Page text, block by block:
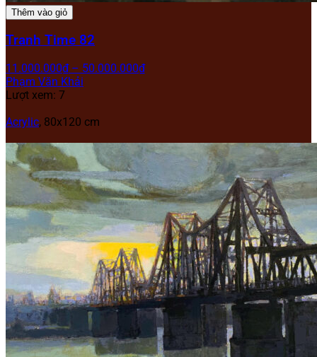
Thêm vào giỏ
Tranh Time 82
11.000.000₫ – 50.000.000₫
Phạm Văn Khải
Lượt xem: 7
Acrylic, 80x120 cm